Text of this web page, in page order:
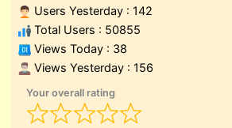
Users Yesterday : 142
Total Users : 50855
Views Today : 38
Views Yesterday : 156
Your overall rating